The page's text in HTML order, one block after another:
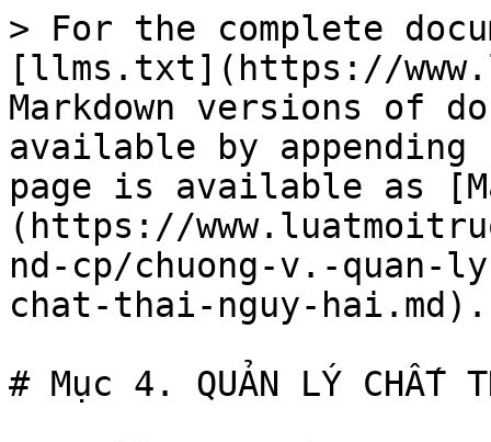
> For the complete
[llms.txt](https://
Markdown versions of
available by
page is available as
(https://
nd-cp/chuong-v.-quan-
chat-thai-nguy-hai.md).
# Mục 4. QUẢN LÝ CHẤT